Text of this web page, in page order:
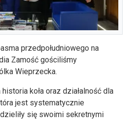
przedpołudniowego na
Zamość gościliśmy
Wieprzecka.
koła oraz działalność dla
jest systematycznie
się swoimi sekretnymi